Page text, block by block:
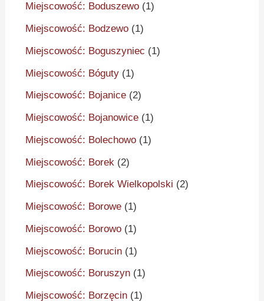
Miejscowość: Boduszewo (1)
Miejscowość: Bodzewo (1)
Miejscowość: Boguszyniec (1)
Miejscowość: Bóguty (1)
Miejscowość: Bojanice (2)
Miejscowość: Bojanowice (1)
Miejscowość: Bolechowo (1)
Miejscowość: Borek (2)
Miejscowość: Borek Wielkopolski (2)
Miejscowość: Borowe (1)
Miejscowość: Borowo (1)
Miejscowość: Borucin (1)
Miejscowość: Boruszyn (1)
Miejscowość: Borzęcin (1)